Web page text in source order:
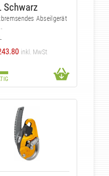
Schwarz
Abseilgerät
inkl. MwSt